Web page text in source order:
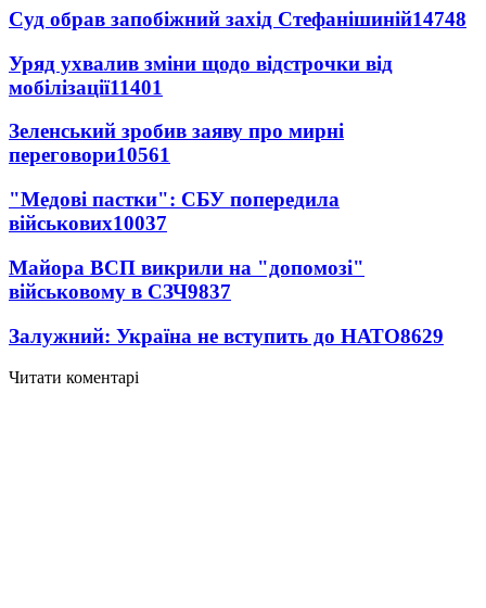
Суд обрав запобіжний захід Стефанішиній14748
Уряд ухвалив зміни щодо відстрочки від
мобілізації11401
Зеленський зробив заяву про мирні
переговори10561
"Медові пастки": СБУ попередила
військових10037
Майора ВСП викрили на "допомозі"
військовому в СЗЧ9837
Залужний: Україна не вступить до НАТО8629
Читати коментарі